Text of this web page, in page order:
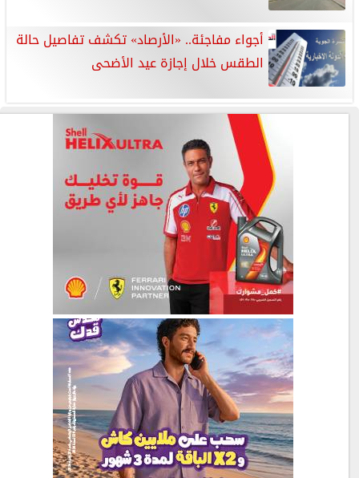
أجواء مفاجئة.. «الأرصاد» تكشف تفاصيل حالة
الطقس خلال إجازة عيد الأضحى